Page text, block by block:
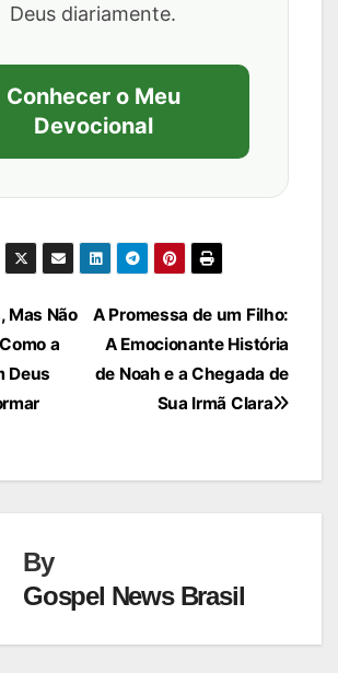
Deus diariamente.
Conhecer o Meu
Devocional
A Promessa de um Filho:
A Emocionante História
de Noah e a Chegada de
Sua Irmã Clara
Mas Não
a
Deus
By
Gospel News Brasil